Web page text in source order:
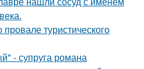
туристического
- супруга романа